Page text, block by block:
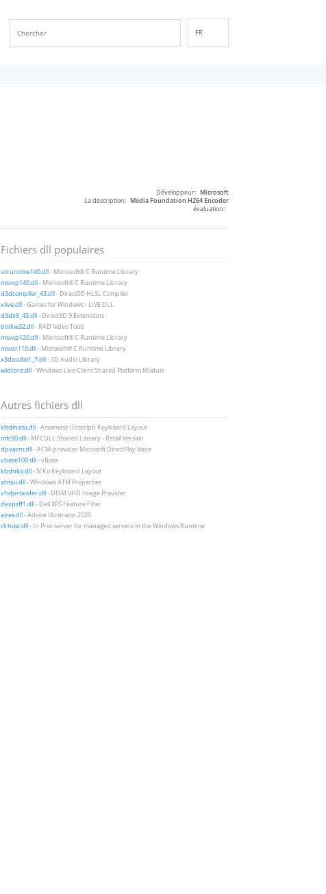
FR
NN
Développeur: Microsoft
La description: Media Foundation H264 Encoder
évaluation:
Fichiers dll populaires
vcruntime140.dll- Microsoft® C Runtime Library
msvcp140.dll- Microsoft® C Runtime Library
d3dcompiler_43.dll- Direct3D HLSL Compiler
xlive.dll- Games for Windows - LIVE DLL
d3dx9_43.dll- Direct3D 9 Extensions
binkw32.dll- RAD Video Tools
msvcp120.dll- Microsoft® C Runtime Library
msvcr110.dll- Microsoft® C Runtime Library
x3daudio1_7.dll- 3D Audio Library
wldcore.dll- Windows Live Client Shared Platform Module
Autres fichiers dll
kbdinasa.dll- Assamese (Inscript) Keyboard Layout
mfc90.dll- MFCDLL Shared Library - Retail Version
dpvacm.dll- ACM-provider Microsoft DirectPlay Voice
vbase100.dll- vBase
kbdnko.dll- N'Ko Keyboard Layout
atmui.dll- Windows ATM Properties
vhdprovider.dll- DISM VHD Image Provider
dexpsff1.dll- Dell XPS Feature Filter
aires.dll- Adobe Illustrator 2020
clrhost.dll- In Proc server for managed servers in the Windows Runtime